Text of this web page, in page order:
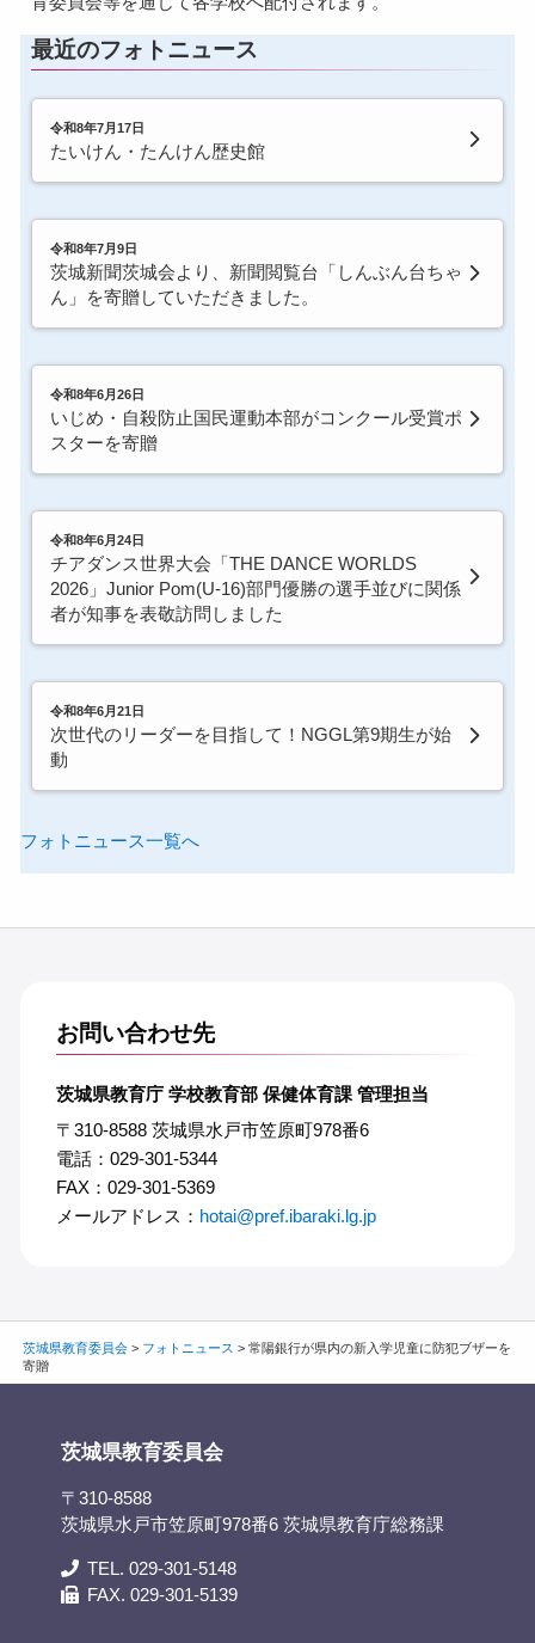
最近のフォトニュース
令和8年7月17日
たいけん・たんけん歴史館
令和8年7月9日
茨城新聞茨城会より、新聞閲覧台「しんぶん台ちゃ
ん」を寄贈していただきました。
令和8年6月26日
いじめ・自殺防止国民運動本部がコンクール受賞ポ
スターを寄贈
令和8年6月24日
チアダンス世界大会「THE DANCE WORLDS
2026」Junior Pom(U-16)部門優勝の選手並びに関係
者が知事を表敬訪問しました
令和8年6月21日
次世代のリーダーを目指して！NGGL第9期生が始
動
フォトニュース一覧へ
お問い合わせ先
茨城県教育庁 学校教育部 保健体育課 管理担当
〒310-8588 茨城県水戸市笠原町978番6
電話：029-301-5344
FAX：029-301-5369
メールアドレス： hotai@pref.ibaraki.lg.jp
茨城県教育委員会> フォトニュース > 常陽銀行が県内の新入学児童に防犯ブザーを
寄贈
茨城県教育委員会
〒310-8588
茨城県水戸市笠原町978番6 茨城県教育庁総務課
TEL. 029-301-5148
FAX. 029-301-5139